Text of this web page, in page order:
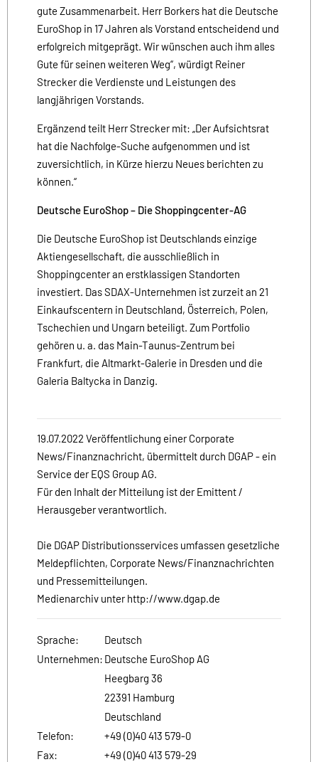
gute Zusammenarbeit. Herr Borkers hat die Deutsche
EuroShop in 17 Jahren als Vorstand entscheidend und
erfolgreich mitgeprägt. Wir wünschen auch ihm alles
Gute für seinen weiteren Weg“, würdigt Reiner
Strecker die Verdienste und Leistungen des
langjährigen Vorstands.
Ergänzend teilt Herr Strecker mit: „Der Aufsichtsrat
hat die Nachfolge-Suche aufgenommen und ist
zuversichtlich, in Kürze hierzu Neues berichten zu
können.“
Deutsche EuroShop – Die Shoppingcenter-AG
Die Deutsche EuroShop ist Deutschlands einzige
Aktiengesellschaft, die ausschließlich in
Shoppingcenter an erstklassigen Standorten
investiert. Das SDAX-Unternehmen ist zurzeit an 21
Einkaufscentern in Deutschland, Österreich, Polen,
Tschechien und Ungarn beteiligt. Zum Portfolio
gehören u. a. das Main-Taunus-Zentrum bei
Frankfurt, die Altmarkt-Galerie in Dresden und die
Galeria Baltycka in Danzig.
19.07.2022 Veröffentlichung einer Corporate
News/Finanznachricht, übermittelt durch DGAP - ein
Service der EQS Group AG.
Für den Inhalt der Mitteilung ist der Emittent /
Herausgeber verantwortlich.
Die DGAP Distributionsservices umfassen gesetzliche
Meldepflichten, Corporate News/Finanznachrichten
und Pressemitteilungen.
Medienarchiv unter http://www.dgap.de
Sprache:
Deutsch
Unternehmen: Deutsche EuroShop AG
Heegbarg 36
22391 Hamburg
Deutschland
Telefon:
+49 (0)40 413 579-0
Fax:
+49 (0)40 413 579-29